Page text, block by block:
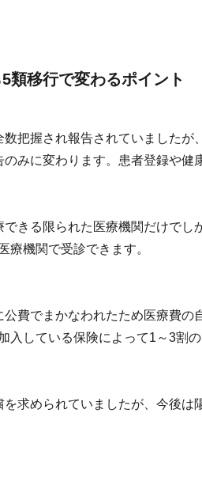
類移行で変わるポイント
把握され報告されていましたが
みに変わります。患者登録や健
きる限られた医療機関だけでし
療機関で受診できます。
費でまかなわれたため医療費の
入している保険によって1～3割の
求められていましたが、今後は